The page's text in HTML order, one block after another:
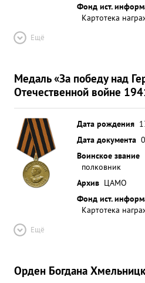
Фонд ист.
Картотека
Ещё
Медаль «За победу над
Отечественной войне
Дата рождения
Дата документа
Воинское звание
полковник
Архив ЦАМО
Фонд ист.
Картотека
Ещё
Орден Богдана